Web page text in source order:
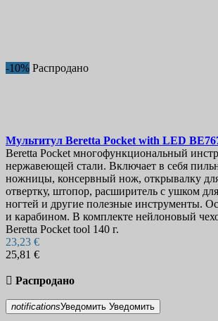
-10% Распродано
Мультитул Beretta Pocket with LED
Beretta Pocket многофункциональный
нержавеющей стали. Включает в себя
ножницы, консервный нож, открывалку
отвертку, штопор, расширитель с ушком
ногтей и другие полезные инструменты.
и карабином. В комплекте нейлоновый
Beretta Pocket tool 140 г.
23,23 €
25,81 €
 Распродано
notificationsУведомить Уведомить